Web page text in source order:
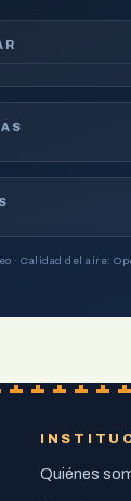
· Calidad del aire:
Quiénes